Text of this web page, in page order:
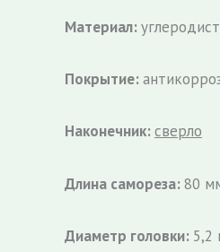
5,0
80
Материал:
Покрытие:
Наконечник:сверло
Длина самореза:80
Диаметр головки: 5,2